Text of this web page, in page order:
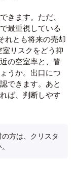
きます。ただ、
最重視している
れとも将来の売却
リスクをどう抑
の空室率と、管
うか。出口につ
できます。あと
ば、判断しやす
方は、クリスタ